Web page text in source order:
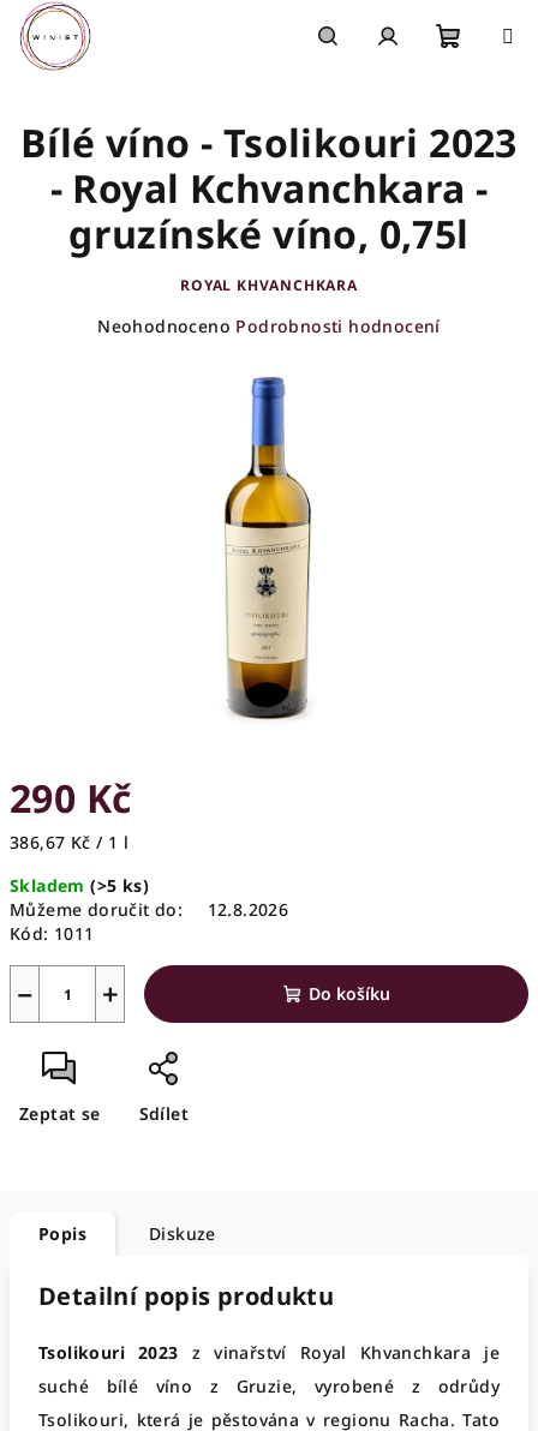
Přejít
na
obsah
košík
290 Kč
Měrná
386,67 Kč / 1 l
Skladem(>5 ks)
Můžeme doručit do:
12.8.2026
Kód: 1011
+
− Do košíku
Zeptat se Sdílet
Bílé víno - Tsolikouri 2023
- Royal Kchvanchkara -
gruzínské víno, 0,75l
ROYAL KHVANCHKARA
Průměrné
Neohodnoceno Podrobnosti hodnocení
Popis Diskuze
Detailní popis produktu
Tsolikouri 2023 z vinařství Royal Khvanchkara je
suché bílé víno z Gruzie, vyrobené z odrůdy
Tsolikouri, která je pěstována v regionu Racha. Tato